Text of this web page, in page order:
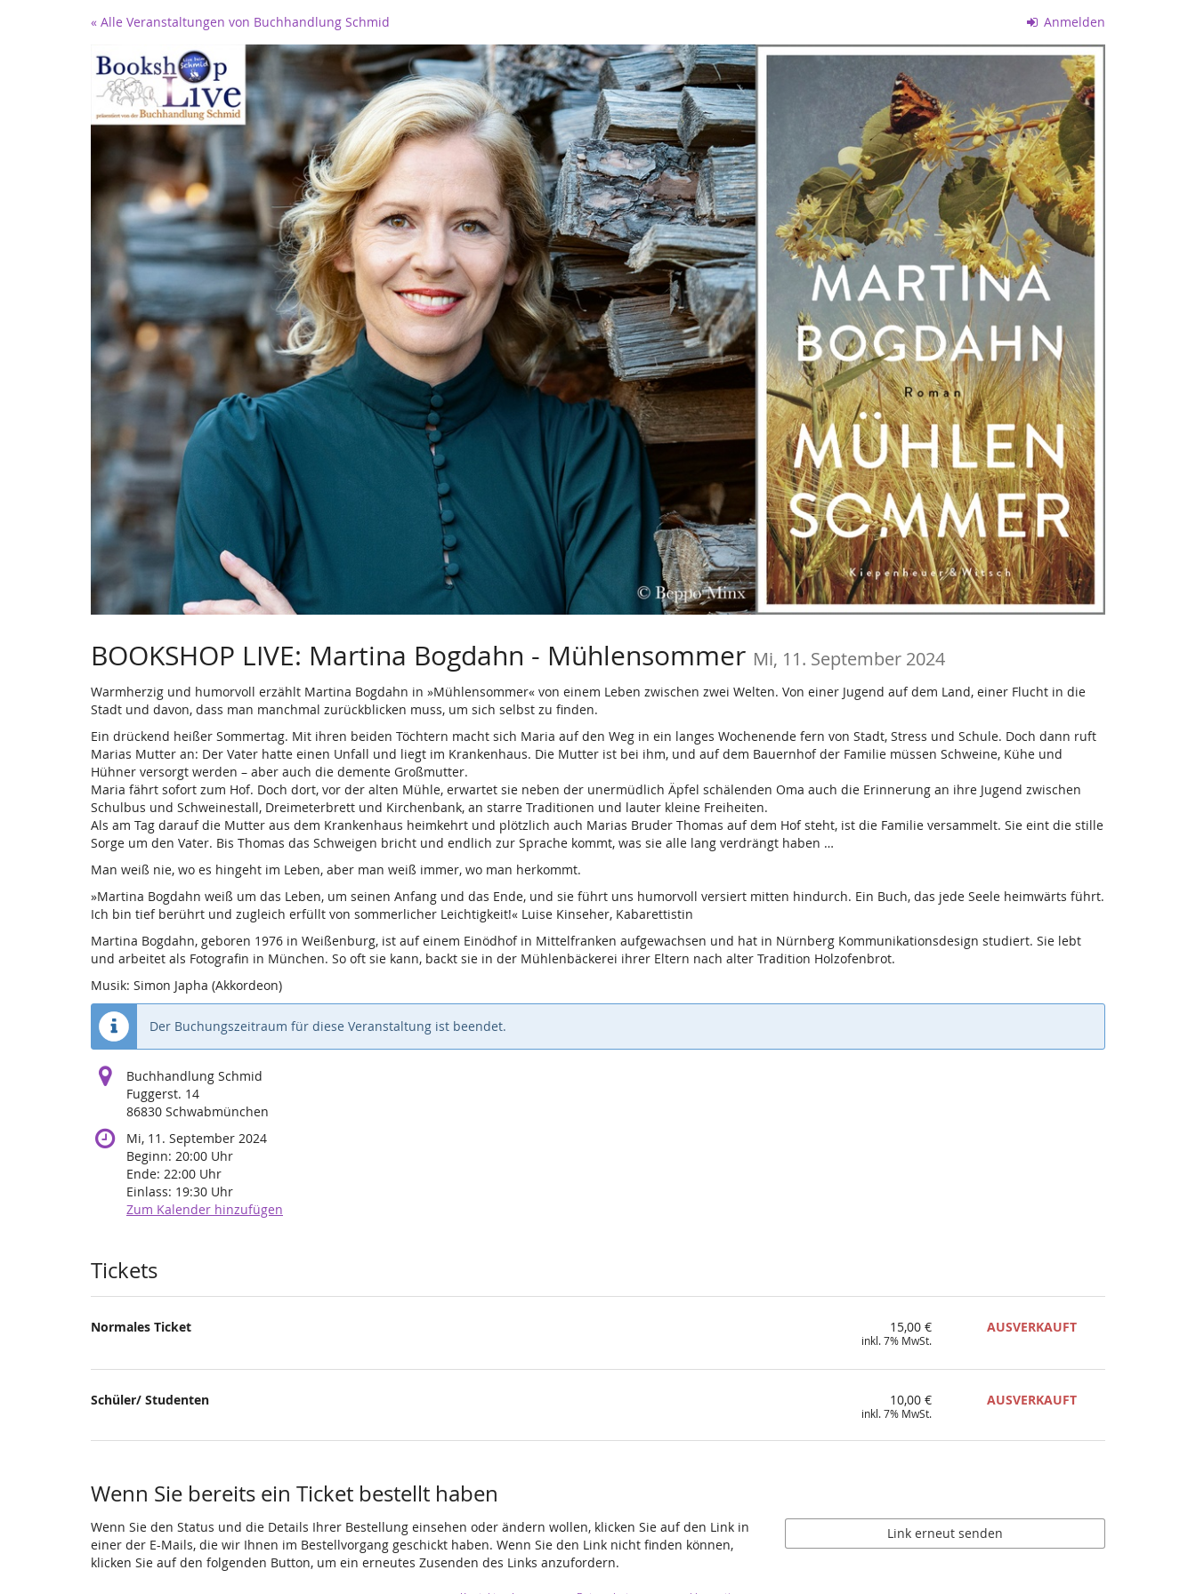
Anmelden
« Alle Veranstaltungen von Buchhandlung Schmid
BOOKSHOP LIVE: Martina Bogdahn - Mühlensommer Mi, 11. September 2024
Warmherzig und humorvoll erzählt Martina Bogdahn in »Mühlensommer« von einem Leben zwischen zwei Welten. Von einer Jugend auf dem Land, einer Flucht in die
Stadt und davon, dass man manchmal zurückblicken muss, um sich selbst zu finden.
Ein drückend heißer Sommertag. Mit ihren beiden Töchtern macht sich Maria auf den Weg in ein langes Wochenende fern von Stadt, Stress und Schule. Doch dann ruft
Marias Mutter an: Der Vater hatte einen Unfall und liegt im Krankenhaus. Die Mutter ist bei ihm, und auf dem Bauernhof der Familie müssen Schweine, Kühe und
Hühner versorgt werden – aber auch die demente Großmutter.
Maria fährt sofort zum Hof. Doch dort, vor der alten Mühle, erwartet sie neben der unermüdlich Äpfel schälenden Oma auch die Erinnerung an ihre Jugend zwischen
Schulbus und Schweinestall, Dreimeterbrett und Kirchenbank, an starre Traditionen und lauter kleine Freiheiten.
Als am Tag darauf die Mutter aus dem Krankenhaus heimkehrt und plötzlich auch Marias Bruder Thomas auf dem Hof steht, ist die Familie versammelt. Sie eint die stille
Sorge um den Vater. Bis Thomas das Schweigen bricht und endlich zur Sprache kommt, was sie alle lang verdrängt haben …
Man weiß nie, wo es hingeht im Leben, aber man weiß immer, wo man herkommt.
»Martina Bogdahn weiß um das Leben, um seinen Anfang und das Ende, und sie führt uns humorvoll versiert mitten hindurch. Ein Buch, das jede Seele heimwärts führt.
Ich bin tief berührt und zugleich erfüllt von sommerlicher Leichtigkeit!« Luise Kinseher, Kabarettistin
Martina Bogdahn, geboren 1976 in Weißenburg, ist auf einem Einödhof in Mittelfranken aufgewachsen und hat in Nürnberg Kommunikationsdesign studiert. Sie lebt
und arbeitet als Fotografin in München. So oft sie kann, backt sie in der Mühlenbäckerei ihrer Eltern nach alter Tradition Holzofenbrot.
Musik: Simon Japha (Akkordeon)
Der Buchungszeitraum für diese Veranstaltung ist beendet.
Buchhandlung Schmid
Fuggerst. 14
86830 Schwabmünchen
Mi, 11. September 2024
Beginn: 20:00 Uhr
Ende: 22:00 Uhr
Einlass: 19:30 Uhr
Zum Kalender hinzufügen
Produkte
Tickets
Normales Ticket 15,00 €
inkl. 7% MwSt.
AUSVERKAUFT
Schüler/ Studenten 10,00 €
inkl. 7% MwSt.
AUSVERKAUFT
Wenn Sie bereits ein Ticket bestellt haben
Wenn Sie den Status und die Details Ihrer Bestellung einsehen oder ändern wollen, klicken Sie auf den Link in
einer der E-Mails, die wir Ihnen im Bestellvorgang geschickt haben. Wenn Sie den Link nicht finden können,
klicken Sie auf den folgenden Button, um ein erneutes Zusenden des Links anzufordern.
Link erneut senden